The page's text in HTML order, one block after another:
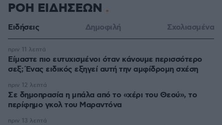
ΡΟΗ ΕΙΔΗΣΕΩΝ
Ειδήσεις Δημοφιλή Σχολιασμένα
Είμαστε πιο ευτυχισμένοι όταν κάνουμε περισσότερο
σεξ; Ένας ειδικός εξηγεί αυτή την αμφίδρομη σχέση
πριν 11 λεπτά
Σε δημοπρασία η μπάλα από το «χέρι του Θεού», το
περίφημο γκολ του Μαραντόνα
πριν 12 λεπτά
πριν 13 λεπτά